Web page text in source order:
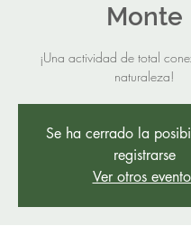
Monte
¡Una actividad de total
naturaleza!
Se ha cerrado la
registrarse
Ver otros